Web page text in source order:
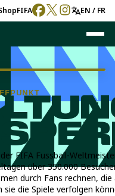
FIFA EN / FR
FIFA Fussball-
über 350.000
durch Fans rechnen, die
sie die Spiele verfolgen